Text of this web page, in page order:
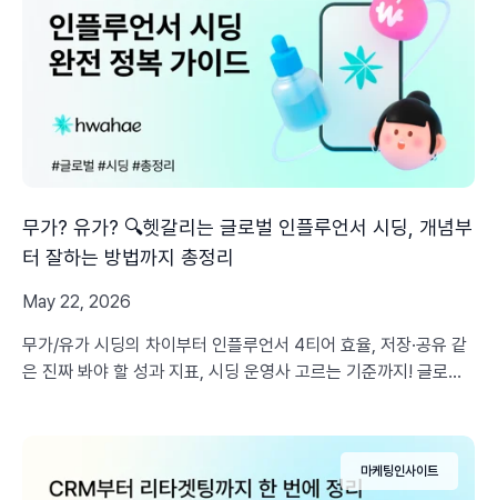
무가? 유가? 🔍헷갈리는 글로벌 인플루언서 시딩, 개념부
터 잘하는 방법까지 총정리
May 22, 2026
무가/유가 시딩의 차이부터 인플루언서 4티어 효율, 저장·공유 같
은 진짜 봐야 할 성과 지표, 시딩 운영사 고르는 기준까지! 글로벌
마케팅인사이트